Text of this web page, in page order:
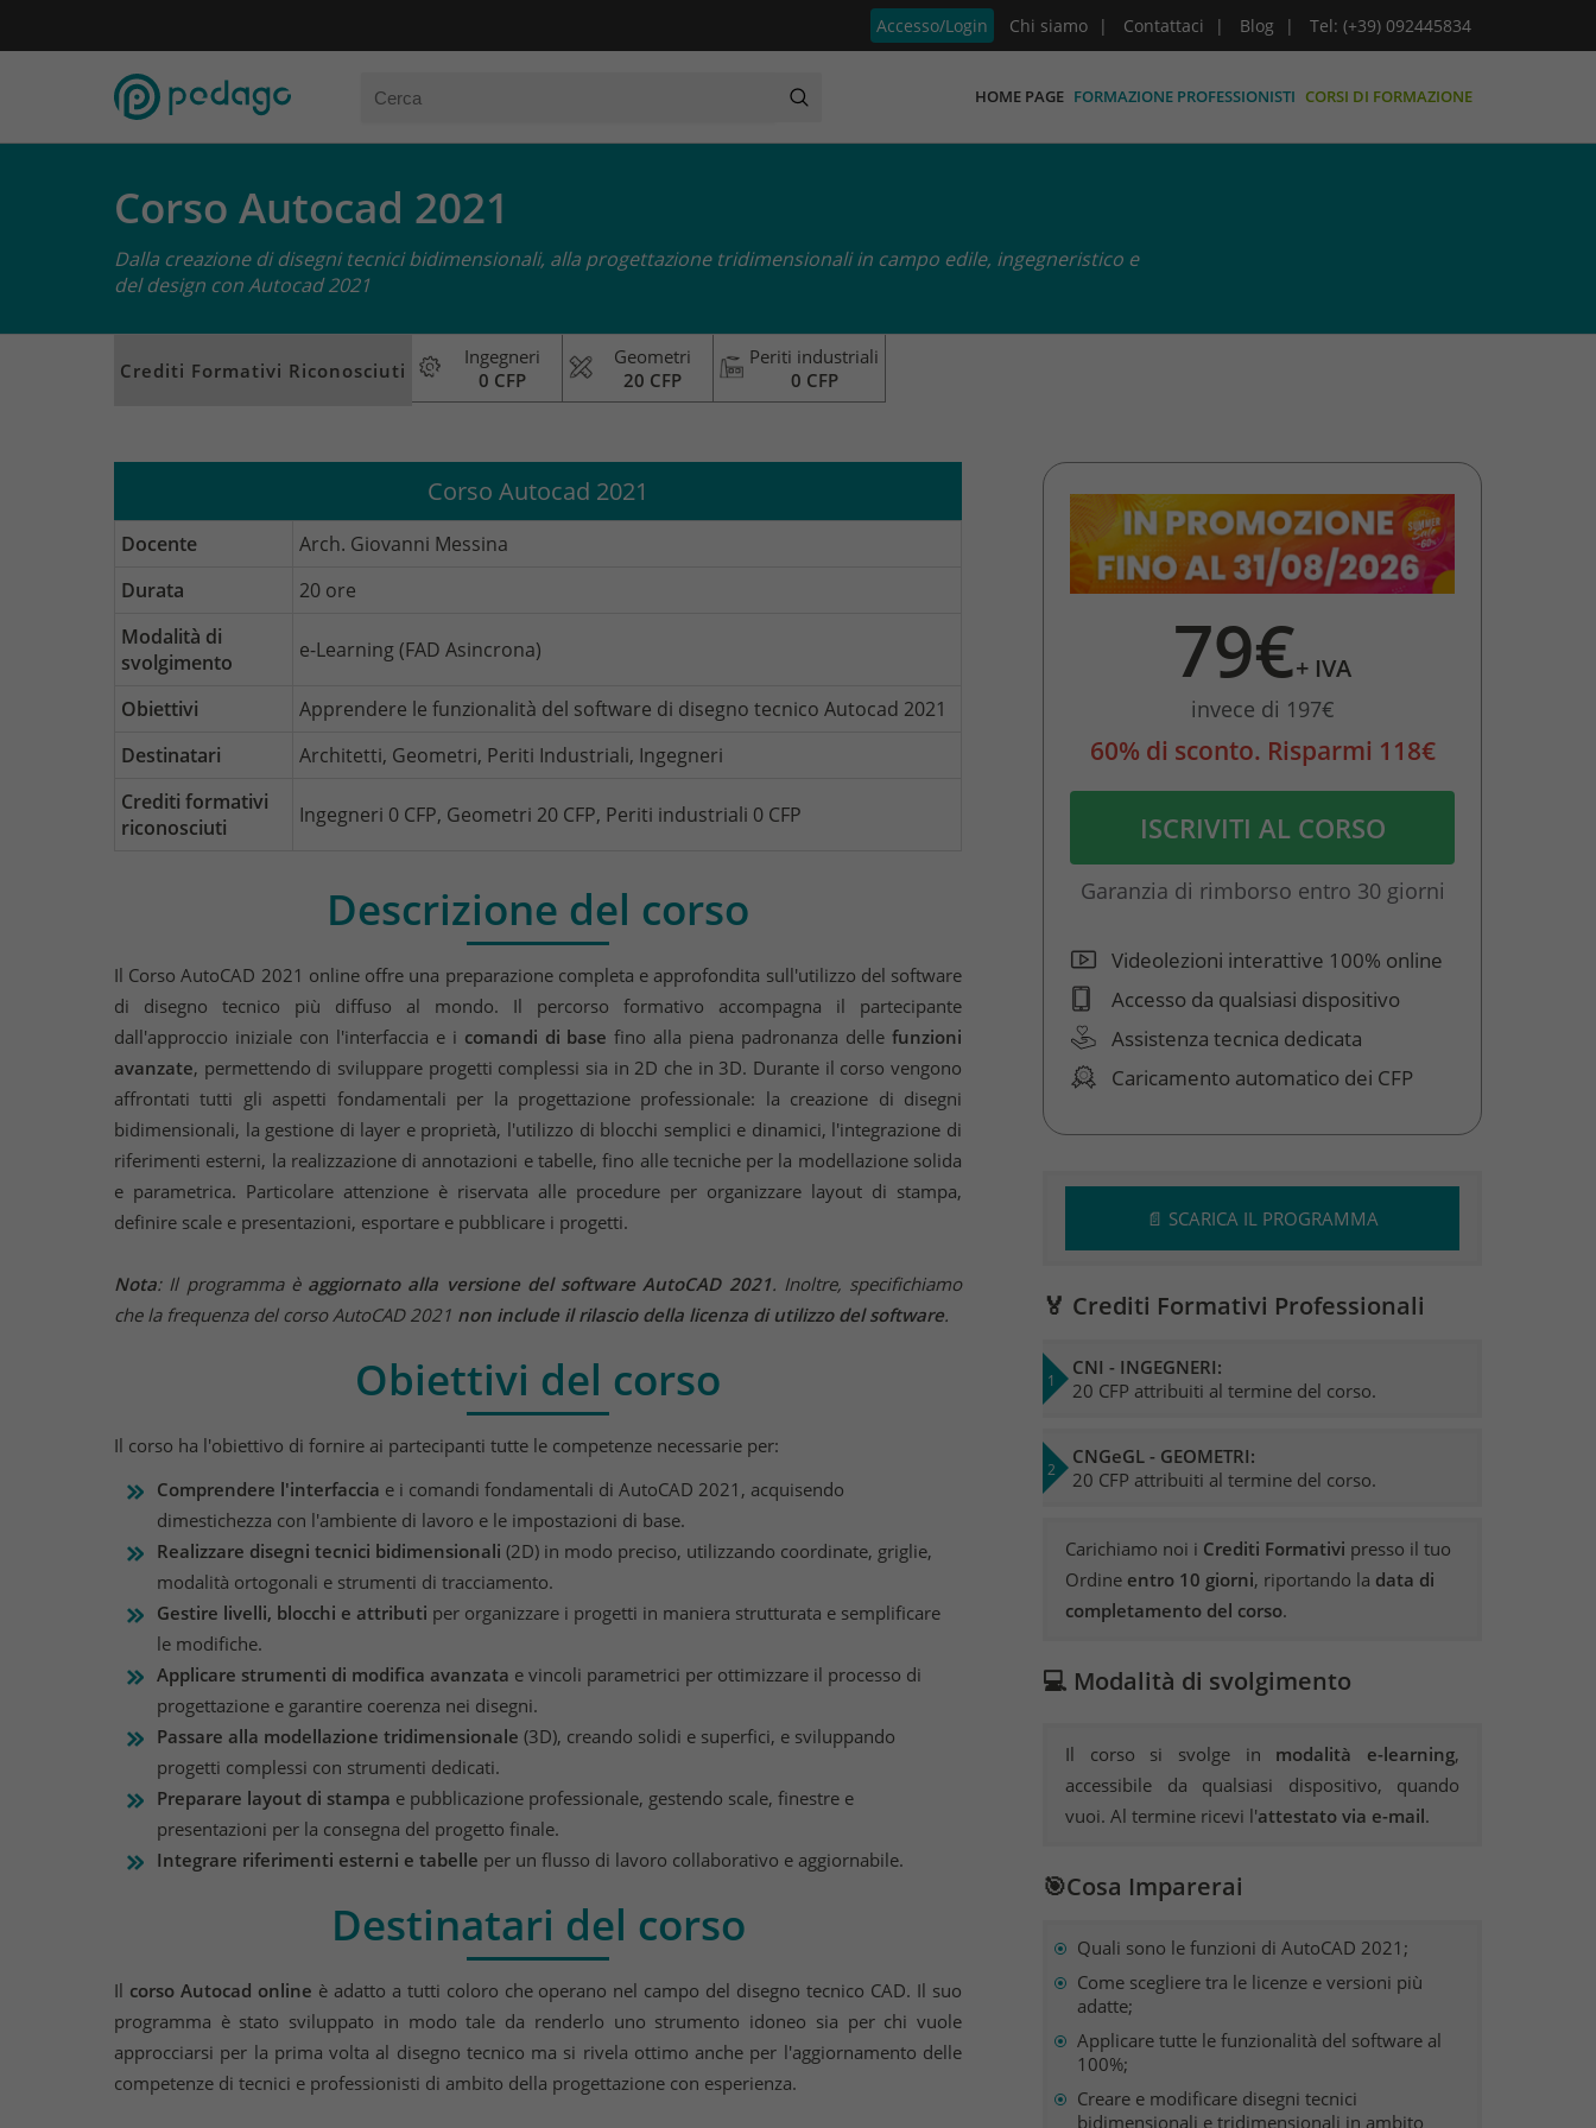
Accesso/Login Chi siamo Contattaci Blog Tel: (+39) 092445834
HOME PAGE FORMAZIONE PROFESSIONISTI CORSI DI FORMAZIONE
Corso Autocad 2021
Dalla creazione di disegni tecnici bidimensionali, alla progettazione tridimensionali in campo edile, ingegneristico e
del design con Autocad 2021
Crediti Formativi Riconosciuti
Ingegneri
0 CFP
Geometri
20 CFP
Periti industriali
0 CFP
Corso Autocad 2021
Docente
Arch. Giovanni Messina
Durata
20 ore
Modalità di
svolgimento
e-Learning (FAD Asincrona)
Obiettivi
Apprendere le funzionalità del software di disegno tecnico Autocad 2021
Destinatari
Architetti, Geometri, Periti Industriali, Ingegneri
Crediti formativi
riconosciuti
Ingegneri 0 CFP, Geometri 20 CFP, Periti industriali 0 CFP
Descrizione del corso
Il Corso AutoCAD 2021 online offre una preparazione completa e approfondita sull'utilizzo del software
di disegno tecnico più diffuso al mondo. Il percorso formativo accompagna il partecipante
dall'approccio iniziale con l'interfaccia e i comandi di base fino alla piena padronanza dellefunzioni
avanzate, permettendo di sviluppare progetti complessi sia in 2D che in 3D. Durante il corso vengono
affrontati tutti gli aspetti fondamentali per la progettazione professionale: la creazione di disegni
bidimensionali, la gestione di layer e proprietà, l'utilizzo di blocchi semplici e dinamici, l'integrazione di
riferimenti esterni, la realizzazione di annotazioni e tabelle, fino alle tecniche per la modellazione solida
e parametrica. Particolare attenzione è riservata alle procedure per organizzare layout di stampa,
definire scale e presentazioni, esportare e pubblicare i progetti.
Nota: Il programma è aggiornato alla versione del software AutoCAD 2021. Inoltre, specifichiamo
che la frequenza del corso AutoCAD 2021 non include il rilascio della licenza di utilizzo del software.
Obiettivi del corso
Il corso ha l'obiettivo di fornire ai partecipanti tutte le competenze necessarie per:
Comprendere l'interfaccia e i comandi fondamentali di AutoCAD 2021, acquisendo
dimestichezza con l'ambiente di lavoro e le impostazioni di base.
Realizzare disegni tecnici bidimensionali (2D) in modo preciso, utilizzando coordinate, griglie,
modalità ortogonali e strumenti di tracciamento.
Gestire livelli, blocchi e attributi per organizzare i progetti in maniera strutturata e semplificare
le modifiche.
Applicare strumenti di modifica avanzata e vincoli parametrici per ottimizzare il processo di
progettazione e garantire coerenza nei disegni.
Passare alla modellazione tridimensionale (3D), creando solidi e superfici, e sviluppando
progetti complessi con strumenti dedicati.
Preparare layout di stampa e pubblicazione professionale, gestendo scale, finestre e
presentazioni per la consegna del progetto finale.
Integrare riferimenti esterni e tabelle per un flusso di lavoro collaborativo e aggiornabile.
Destinatari del corso
Il corso Autocad online è adatto a tutti coloro che operano nel campo del disegno tecnico CAD. Il suo
programma è stato sviluppato in modo tale da renderlo uno strumento idoneo sia per chi vuole
approcciarsi per la prima volta al disegno tecnico ma si rivela ottimo anche per l'aggiornamento delle
competenze di tecnici e professionisti di ambito della progettazione con esperienza.
79€+ IVA
invece di 197€
60% di sconto. Risparmi 118€
ISCRIVITI AL CORSO
Garanzia di rimborso entro 30 giorni
Videolezioni interattive 100% online
Accesso da qualsiasi dispositivo
Assistenza tecnica dedicata
Caricamento automatico dei CFP
📄 SCARICA IL PROGRAMMA
🏅 Crediti Formativi Professionali
CNI - INGEGNERI:
20 CFP attribuiti al termine del corso.
CNGeGL - GEOMETRI:
20 CFP attribuiti al termine del corso.
Carichiamo noi i Crediti Formativi presso il tuo
Ordine entro 10 giorni, riportando la data di
completamento del corso.
💻 Modalità di svolgimento
Il corso si svolge in modalità e-learning,
accessibile da qualsiasi dispositivo, quando
vuoi. Al termine ricevi l'attestato via e-mail.
🎯Cosa Imparerai
Quali sono le funzioni di AutoCAD 2021;
Come scegliere tra le licenze e versioni più
adatte;
Applicare tutte le funzionalità del software al
100%;
Creare e modificare disegni tecnici
bidimensionali e tridimensionali in ambito